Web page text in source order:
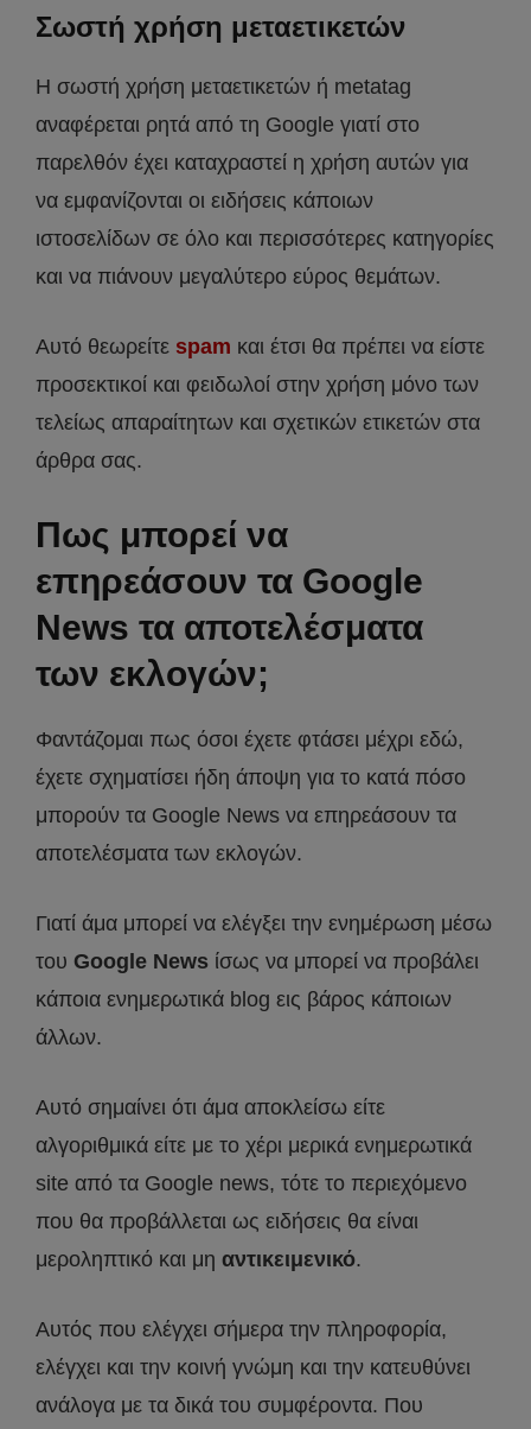
Σωστή χρήση μεταετικετών
Η σωστή χρήση μεταετικετών ή metatag
αναφέρεται ρητά από τη Google γιατί στο
παρελθόν έχει καταχραστεί η χρήση αυτών για
να εμφανίζονται οι ειδήσεις κάποιων
ιστοσελίδων σε όλο και περισσότερες κατηγορίες
και να πιάνουν μεγαλύτερο εύρος θεμάτων.
Αυτό θεωρείτε spam και έτσι θα πρέπει να είστε
προσεκτικοί και φειδωλοί στην χρήση μόνο των
τελείως απαραίτητων και σχετικών ετικετών στα
άρθρα σας.
Πως μπορεί να
επηρεάσουν τα Google
News τα αποτελέσματα
των εκλογών;
Φαντάζομαι πως όσοι έχετε φτάσει μέχρι εδώ,
έχετε σχηματίσει ήδη άποψη για το κατά πόσο
μπορούν τα Google News να επηρεάσουν τα
αποτελέσματα των εκλογών.
Γιατί άμα μπορεί να ελέγξει την ενημέρωση μέσω
του Google News ίσως να μπορεί να προβάλει
κάποια ενημερωτικά blog εις βάρος κάποιων
άλλων.
Αυτό σημαίνει ότι άμα αποκλείσω είτε
αλγοριθμικά είτε με το χέρι μερικά ενημερωτικά
site από τα Google news, τότε το περιεχόμενο
που θα προβάλλεται ως ειδήσεις θα είναι
μεροληπτικό και μη αντικειμενικό.
Αυτός που ελέγχει σήμερα την πληροφορία,
ελέγχει και την κοινή γνώμη και την κατευθύνει
ανάλογα με τα δικά του συμφέροντα. Που